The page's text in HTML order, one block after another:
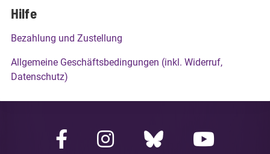
Hilfe
Bezahlung und Zustellung
Allgemeine Geschäftsbedingungen (inkl. Widerruf,
Datenschutz)